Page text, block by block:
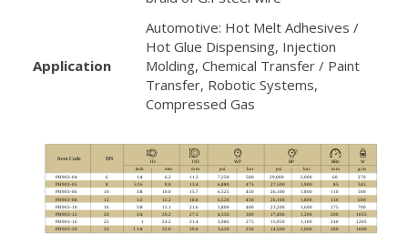
Application
Automotive: Hot Melt Adhesives /
Hot Glue Dispensing, Injection
Molding, Chemical Transfer / Paint
Transfer, Robotic Systems,
Compressed Gas